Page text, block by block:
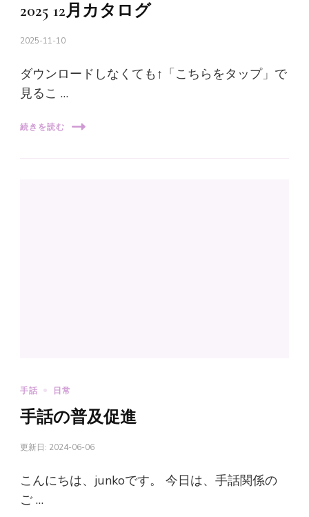
2025 12月カタログ
2025-11-10
ダウンロードしなくても↑「こちらをタップ」で
見るこ …
続きを読む
手話 日常
手話の普及促進
更新日: 2024-06-06
こんにちは、junkoです。 今日は、手話関係の
ご …